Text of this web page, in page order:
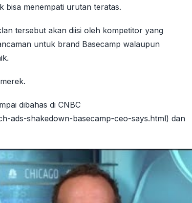
bisa menempati urutan teratas.
tersebut akan diisi oleh kompetitor yang
untuk brand Basecamp walaupun
dibahas di CNBC
ads-shakedown-basecamp-ceo-says.html) dan